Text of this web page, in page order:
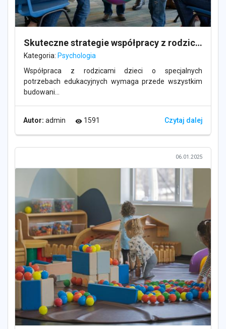
Skuteczne strategie współpracy z rodzicami dzieci o specjalnych potrzebach
Kategoria: Psychologia
Współpraca z rodzicami dzieci o specjalnych
potrzebach edukacyjnych wymaga przede wszystkim
budowani...
Autor: admin visibility 1591 Czytaj dalej
06.01.2025